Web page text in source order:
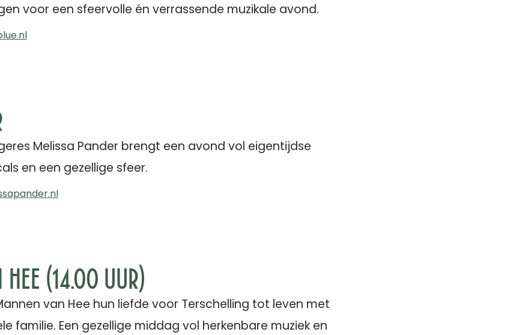
voor een sfeervolle én verrassende muzikale avond.
Melissa Pander brengt een avond vol eigentijdse
en een gezellige sfeer.
(14.00 uur)
van Hee hun liefde voor Terschelling tot leven met
familie. Een gezellige middag vol herkenbare muziek en